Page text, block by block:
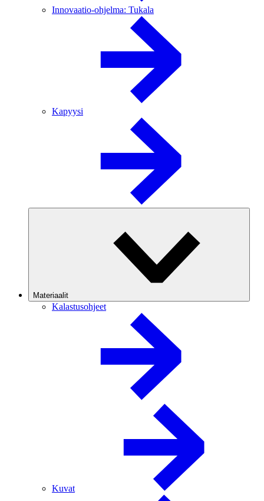
Innovaatio-ohjelma: Tukala
Kapyysi
Materiaalit
Kalastusohjeet
Kuvat